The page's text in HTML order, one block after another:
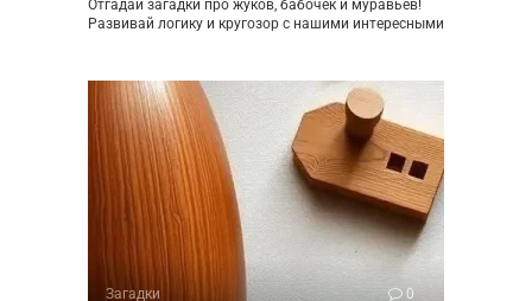
Отгадай загадки про жуков, бабочек и муравьев!
Развивай логику и кругозор с нашими интересными
Загадки 0